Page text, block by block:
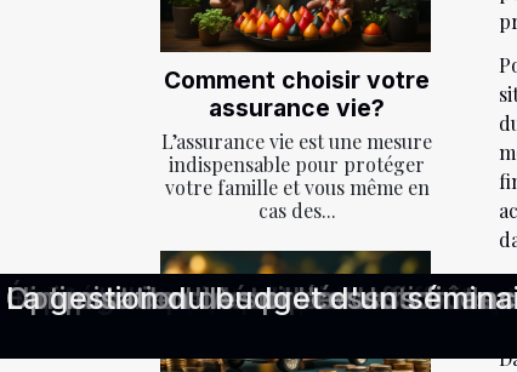
Comment choisir votre
assurance vie?
L’assurance vie est une mesure
indispensable pour protéger
votre famille et vous même en
cas des...
Comprendre les avantages
Comment choisir le bon pack de
Impact des réformes sur les
Quels critères déterminent le
Quel est le meilleur choix pour
Comment la transformation
Étapes clés pour élaborer un
Diversification de portefeuille en
Financement participatif les clés
Guide pour comprendre et
Stratégies pour contester
Impact des consultations locales
Écrire un business plan efficace
Comparaison détaillée des coûts
L'impact de l'IA sur l'évolution
Optimisation des processus
La gestion du budget d'un